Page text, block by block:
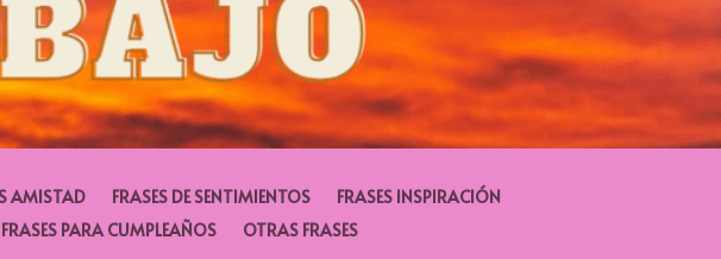
AMISTAD FRASES DE SENTIMIENTOS
FRASES INSPIRACIÓN
FRASES PARA CUMPLEAÑOS OTRAS FRASES